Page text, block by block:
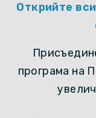
Открийте
програма на